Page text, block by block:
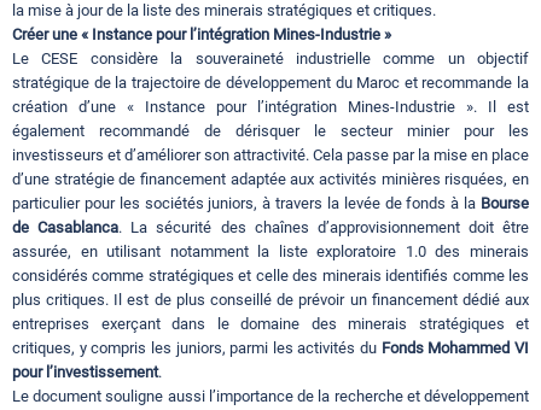
la mise à jour de la liste des minerais stratégiques et critiques.
Créer une « Instance pour l’intégration Mines-Industrie »
Le CESE considère la souveraineté industrielle comme un objectif
stratégique de la trajectoire de développement du Maroc et recommande la
création d’une « Instance pour l’intégration Mines-Industrie ». Il est
également recommandé de dérisquer le secteur minier pour les
investisseurs et d’améliorer son attractivité. Cela passe par la mise en place
d’une stratégie de financement adaptée aux activités minières risquées, en
particulier pour les sociétés juniors, à travers la levée de fonds à la Bourse
de Casablanca. La sécurité des chaînes d’approvisionnement doit être
assurée, en utilisant notamment la liste exploratoire 1.0 des minerais
considérés comme stratégiques et celle des minerais identifiés comme les
plus critiques. Il est de plus conseillé de prévoir un financement dédié aux
entreprises exerçant dans le domaine des minerais stratégiques et
critiques, y compris les juniors, parmi les activités du Fonds Mohammed VI
pour l’investissement.
Le document souligne aussi l’importance de la recherche et développement